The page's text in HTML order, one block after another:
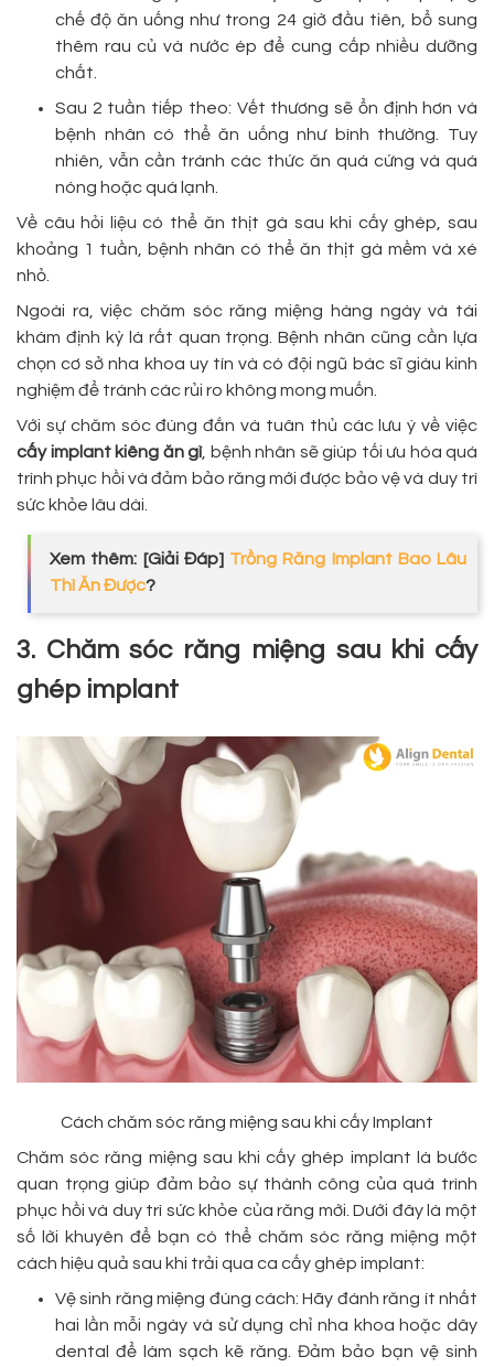
chế độ ăn uống như trong 24 giờ đầu tiên, bổ sung
thêm rau củ và nước ép để cung cấp nhiều dưỡng
chất.
Sau 2 tuần tiếp theo: Vết thương sẽ ổn định hơn và
bệnh nhân có thể ăn uống như bình thường. Tuy
nhiên, vẫn cần tránh các thức ăn quá cứng và quá
nóng hoặc quá lạnh.
Về câu hỏi liệu có thể ăn thịt gà sau khi cấy ghép, sau
khoảng 1 tuần, bệnh nhân có thể ăn thịt gà mềm và xé
nhỏ.
Ngoài ra, việc chăm sóc răng miệng hàng ngày và tái
khám định kỳ là rất quan trọng. Bệnh nhân cũng cần lựa
chọn cơ sở nha khoa uy tín và có đội ngũ bác sĩ giàu kinh
nghiệm để tránh các rủi ro không mong muốn.
Với sự chăm sóc đúng đắn và tuân thủ các lưu ý về việc
cấy implant kiêng ăn gì, bệnh nhân sẽ giúp tối ưu hóa quá
trình phục hồi và đảm bảo răng mới được bảo vệ và duy trì
sức khỏe lâu dài.
Xem thêm: [Giải Đáp] Trồng Răng Implant Bao Lâu
Thì Ăn Được?
3. Chăm sóc răng miệng sau khi cấy
ghép implant
Cách chăm sóc răng miệng sau khi cấy Implant
Chăm sóc răng miệng sau khi cấy ghép implant là bước
quan trọng giúp đảm bảo sự thành công của quá trình
phục hồi và duy trì sức khỏe của răng mới. Dưới đây là một
số lời khuyên để bạn có thể chăm sóc răng miệng một
cách hiệu quả sau khi trải qua ca cấy ghép implant:
Vệ sinh răng miệng đúng cách: Hãy đánh răng ít nhất
hai lần mỗi ngày và sử dụng chỉ nha khoa hoặc dây
dental để làm sạch kẽ răng. Đảm bảo bạn vệ sinh